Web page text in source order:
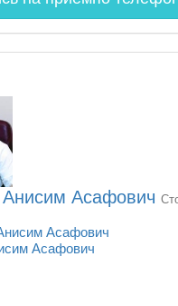
Асафович
Асафович